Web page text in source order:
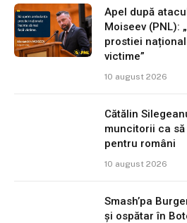
Apel după
Moiseev (PNL):
prostiei
victime”
10 august 2026
Cătălin
muncitorii ca
pentru români
10 august 2026
Smash’pa
și ospătar în